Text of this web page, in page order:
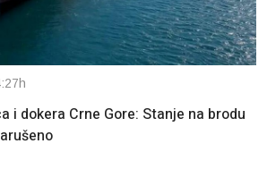
i dokera Crne Gore: Stanje na brodu